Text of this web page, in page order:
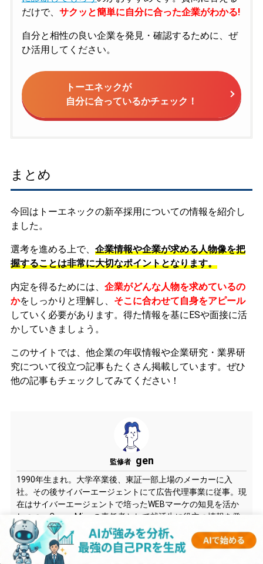
だけで、 サクッと簡単に自分に合った企業がわかる!
自分と相性の良い企業を発見・確認するために、ぜ
ひ活用してください。
トーエネックが
自分に合っているかチェック！
まとめ
今回はトーエネックの新卒採用についての情報を紹介し
ました。
選考を進める上で、 企業情報や企業が求める人物像を把
握することは非常に大切なポイントとなります。
内定を得るためには、 企業がどんな人物を求めているの
かをしっかりと理解し、 そこに合わせて自身をアピール
していく必要があります。 得た情報を基にESや面接に活
かしていきましょう。
このサイトでは、他企業の年収情報や企業研究・業界研
究について役立つ記事もたくさん掲載しています。ぜひ
他の記事もチェックしてみてください！
監修者 gen
1990年生まれ。大学卒業後、東証一部上場のメーカーに入
社。その後サイバーエージェントにて広告代理事業に従事。現
在はサイバーエージェントで培ったWEBマーケの知見を活か
しつつ、CareerMineの責任者として就活生に役立つ情報を発
信している。また自身の経験を活かし、学生への就職アドバイ
スを行っている。延べ1,000人以上の学生と面談を行い、さま
ざまな企業への内定に導いている。